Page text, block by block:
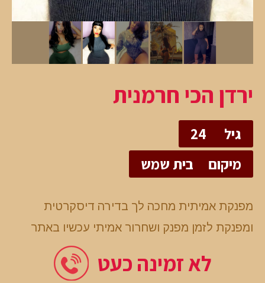
ירדן הכי חרמנית
גיל
24
מיקום
בית שמש
מפנקת אמיתית מחכה לך בדירה דיסקרטית
ומפנקת לזמן מפנק ושחרור אמיתי עכשיו באתר
לא זמינה כעט